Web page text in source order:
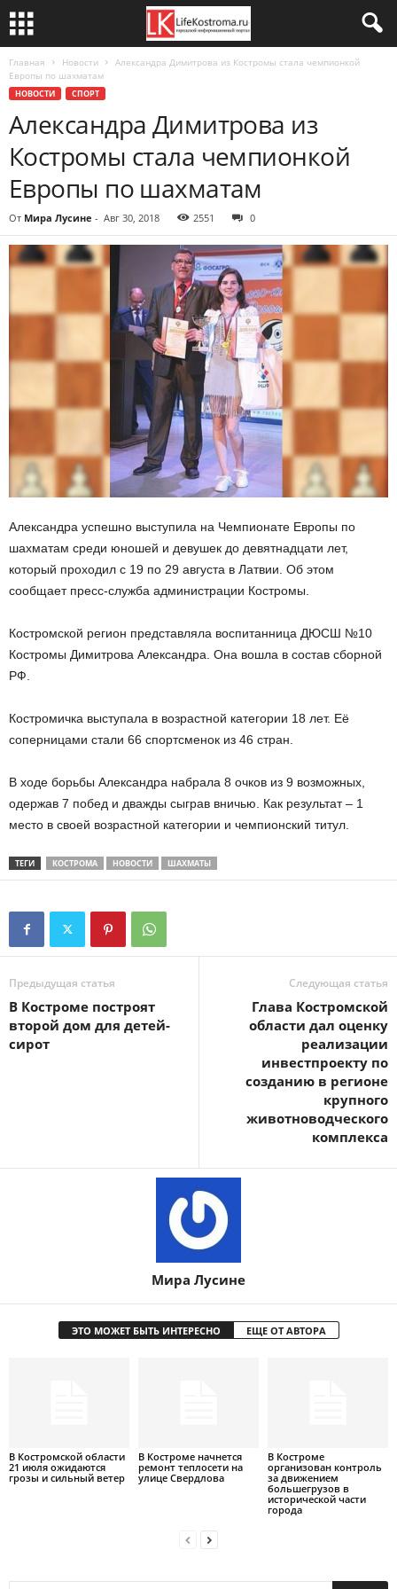
Главная Новости
Александра Димитрова из Костромы стала чемпионкой
Европы по шахматам
НОВОСТИ СПОРТ
Александра Димитрова из
Костромы стала чемпионкой
Европы по шахматам
От Мира Лусине - Авг 30, 2018 2551 0
Александра успешно выступила на Чемпионате Европы по
шахматам среди юношей и девушек до девятнадцати лет,
который проходил с 19 по 29 августа в Латвии. Об этом
сообщает пресс-служба администрации Костромы.
Костромской регион представляла воспитанница ДЮСШ №10
Костромы Димитрова Александра. Она вошла в состав сборной
РФ.
Костромичка выступала в возрастной категории 18 лет. Её
соперницами стали 66 спортсменок из 46 стран.
В ходе борьбы Александра набрала 8 очков из 9 возможных,
одержав 7 побед и дважды сыграв вничью. Как результат – 1
место в своей возрастной категории и чемпионский титул.
ТЕГИ КОСТРОМА НОВОСТИ ШАХМАТЫ
Предыдущая статья
В Костроме построят
второй дом для детей-
сирот
Следующая статья
Глава Костромской
области дал оценку
реализации
инвестпроекту по
созданию в регионе
крупного
животноводческого
комплекса
Мира Лусине
ЭТО МОЖЕТ БЫТЬ ИНТЕРЕСНО ЕЩЕ ОТ АВТОРА
В Костромской области
21 июля ожидаются
грозы и сильный ветер
В Костроме начнется
ремонт теплосети на
улице Свердлова
В Костроме
организован контроль
за движением
большегрузов в
исторической части
города